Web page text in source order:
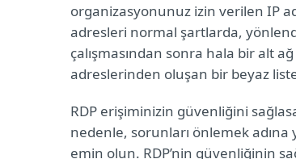
organizasyonunuz izin verilen IP
adresleri normal şartlarda,
çalışmasından sonra hala bir alt
adreslerinden oluşan bir beyaz
RDP erişiminizin güvenliğini
nedenle, sorunları önlemek
emin olun. RDP’nin güvenliğinin